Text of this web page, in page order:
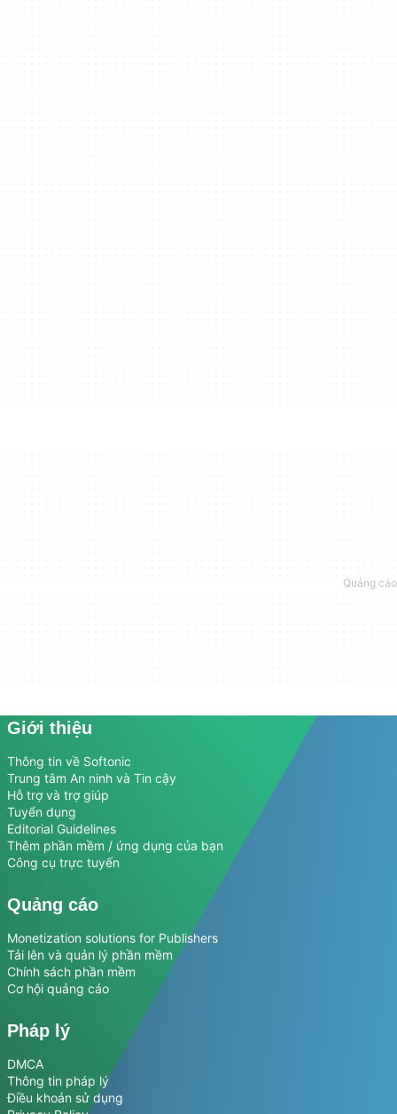
Giới thiệu
Thông tin về Softonic
Trung tâm An ninh và Tin cậy
Hỗ trợ và trợ giúp
Tuyển dụng
Editorial Guidelines
Thêm phần mềm / ứng dụng của bạn
Công cụ trực tuyến
Quảng cáo
Monetization solutions for Publishers
Tải lên và quản lý phần mềm
Chính sách phần mềm
Cơ hội quảng cáo
Pháp lý
DMCA
Thông tin pháp lý
Điều khoản sử dụng